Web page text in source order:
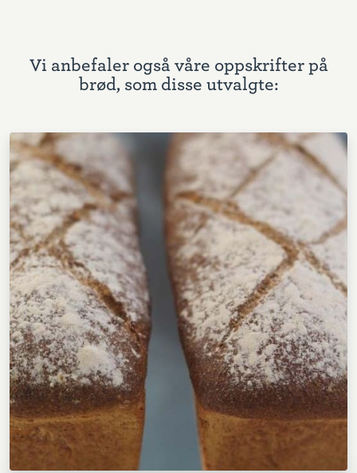
Vi anbefaler også våre oppskrifter på
brød, som disse utvalgte: